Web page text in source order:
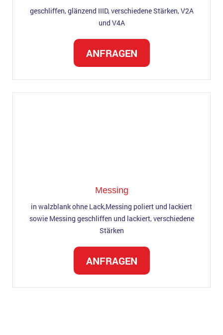
geschliffen, glänzend IIID, verschiedene Stärken, V2A
und V4A
ANFRAGEN
Messing
in walzblank ohne Lack,Messing poliert und lackiert
sowie Messing geschliffen und lackiert, verschiedene
Stärken
ANFRAGEN